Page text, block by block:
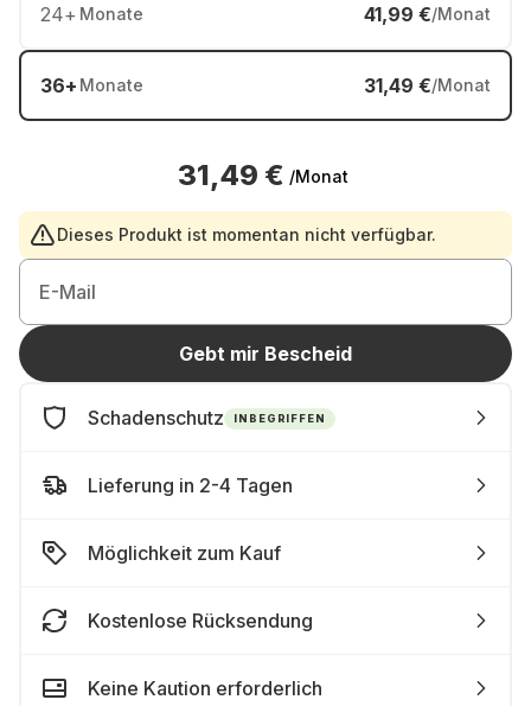
24+ Monate 41,99 €/Monat
36+ Monate 31,49 €/Monat
31,49 € /Monat
Dieses Produkt ist momentan nicht verfügbar.
E-Mail
Gebt mir Bescheid
Schadenschutz INBEGRIFFEN
Lieferung in 2-4 Tagen
Möglichkeit zum Kauf
Kostenlose Rücksendung
Keine Kaution erforderlich